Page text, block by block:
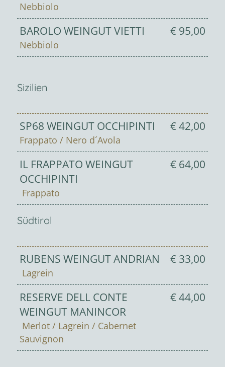
Nebbiolo
BAROLO WEINGUT VIETTI € 95,00
Nebbiolo
Sizilien
SP68 WEINGUT OCCHIPINTI € 42,00
Frappato / Nero d´Avola
IL FRAPPATO WEINGUT
OCCHIPINTI
€ 64,00
Frappato
Südtirol
RUBENS WEINGUT ANDRIAN € 33,00
Lagrein
RESERVE DELL CONTE
WEINGUT MANINCOR
€ 44,00
Merlot / Lagrein / Cabernet
Sauvignon